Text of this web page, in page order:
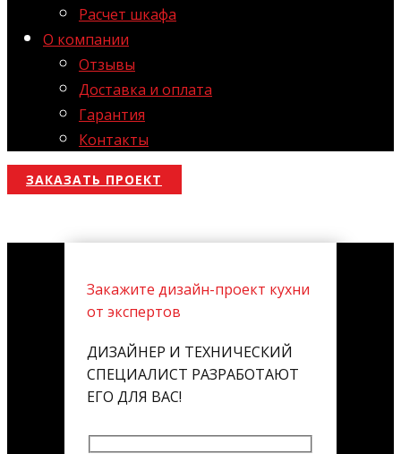
Расчет шкафа
О компании
Отзывы
Доставка и оплата
Гарантия
Контакты
ЗАКАЗАТЬ ПРОЕКТ
Закажите дизайн-проект кухни
от экспертов
ДИЗАЙНЕР И ТЕХНИЧЕСКИЙ
СПЕЦИАЛИСТ РАЗРАБОТАЮТ
ЕГО ДЛЯ ВАС!